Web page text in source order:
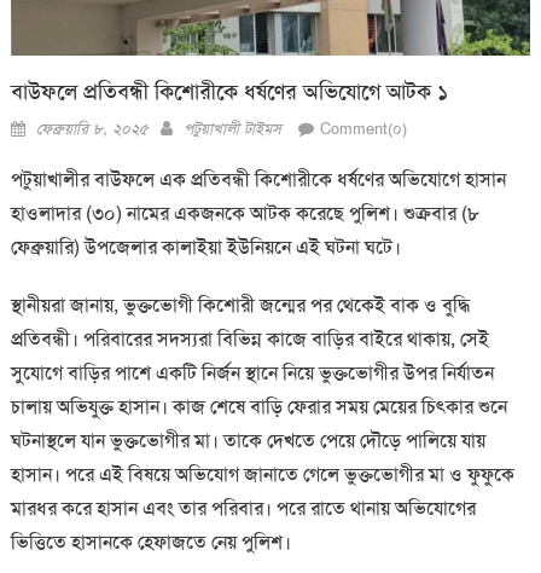
বাউফলে প্রতিবন্ধী কিশোরীকে ধর্ষণের অভিযোগে আটক ১
Posted
ফেব্রুয়ারি ৮, ২০২৫ Author
পটুয়াখালী টাইমস Comment(০)
পটুয়াখালীর বাউফলে এক প্রতিবন্ধী কিশোরীকে ধর্ষণের অভিযোগে হাসান
হাওলাদার (৩০) নামের একজনকে আটক করেছে পুলিশ। শুক্রবার (৮
ফেব্রুয়ারি) উপজেলার কালাইয়া ইউনিয়নে এই ঘটনা ঘটে।
স্থানীয়রা জানায়, ভুক্তভোগী কিশোরী জন্মের পর থেকেই বাক ও বুদ্ধি
প্রতিবন্ধী। পরিবারের সদস্যরা বিভিন্ন কাজে বাড়ির বাইরে থাকায়, সেই
সুযোগে বাড়ির পাশে একটি নির্জন স্থানে নিয়ে ভুক্তভোগীর উপর নির্যাতন
চালায় অভিযুক্ত হাসান। কাজ শেষে বাড়ি ফেরার সময় মেয়ের চিৎকার শুনে
ঘটনাস্থলে যান ভুক্তভোগীর মা। তাকে দেখতে পেয়ে দৌড়ে পালিয়ে যায়
হাসান। পরে এই বিষয়ে অভিযোগ জানাতে গেলে ভুক্তভোগীর মা ও ফুফুকে
মারধর করে হাসান এবং তার পরিবার। পরে রাতে থানায় অভিযোগের
ভিত্তিতে হাসানকে হেফাজতে নেয় পুলিশ।